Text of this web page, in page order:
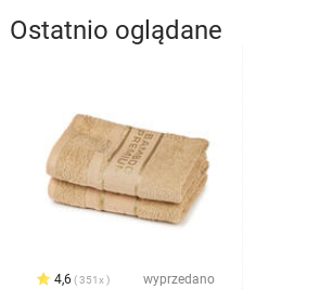
Ostatnio oglądane
4,6 351x wyprzedano